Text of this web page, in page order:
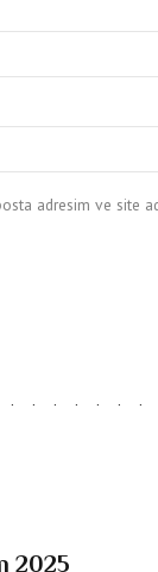
adresim ve site
2025